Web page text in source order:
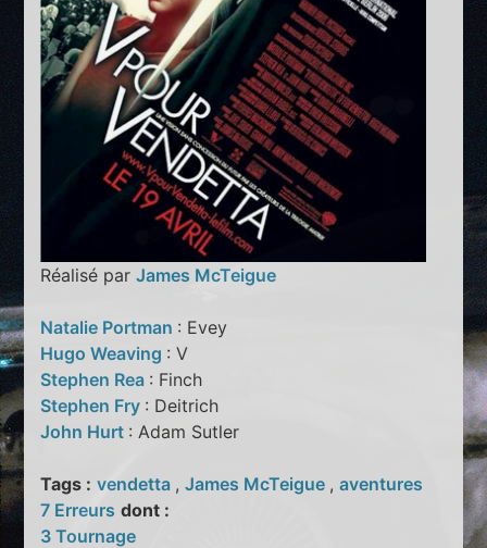
Réalisé parJames McTeigue
Natalie Portman : Evey
Hugo Weaving : V
Stephen Rea : Finch
Stephen Fry : Deitrich
John Hurt : Adam Sutler
Tags : vendetta ,James McTeigue ,aventures
7 Erreurs dont :
3 Tournage